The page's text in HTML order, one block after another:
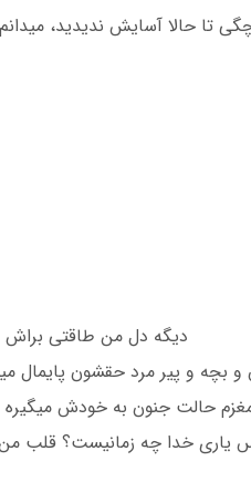
تا حالا آسایش ندیدید،
دیگه دل من طاقتی براش
بچه و پیر مرد حقشون